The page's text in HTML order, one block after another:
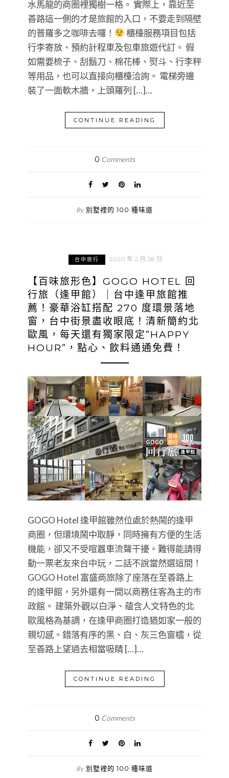
水馬龍的商圈裡獨樹一格。 實際上，靠近至
善路這一側的才是旅館的入口，不要走到隔壁
的普羅多之咖啡去囉！
櫃檯服務項目包括
行李寄放、預約計程車及包車旅遊代訂。 假
如需要梳子、刮鬍刀、棉花棒、熨斗、行李秤
等用品，也可以直接向櫃檯洽詢。 電梯旁邊
裝了一面軟木牆，上頭羅列 […]…
CONTINUE READING
0 Comments
By 別墅裡的 100 種味道
台中旅行 2020 年 2 月 28 日
【百味旅形色】GOGO HOTEL 回
行旅（逢甲館）｜台中逢甲旅館推
薦！豪華浴缸搭配 270 度環景落地
窗，台中街景盡收眼底！清新簡約北
歐風，每天還有獨家限定”HAPPY
HOUR”，點心、飲料通通免費！
GOGO Hotel 逢甲館雖然位處於熱鬧的逢甲
商圈，但環境鬧中取靜，同時擁有方便的生活
機能，卻又不受喧囂車流聲干擾。難得能請得
動一票老友來台中玩，二話不說當然選這間！
GOGO Hotel 富盛商旅除了座落在至善路上
的逢甲館，另外還有一間以商務住客為主的市
政館。 建築外觀以白淨、蘊含人文特色的北
歐風格為基調，在逢甲商圈打造猶如家一般的
親切感。錯落有序的黑、白、灰三色窗櫺，從
至善路上望過去相當吸睛 […]…
CONTINUE READING
0 Comments
By 別墅裡的 100 種味道